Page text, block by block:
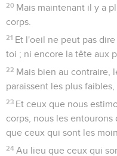
20 Mais maintenant il y a
corps.
21 Et l'oeil ne peut pas
toi ; ni encore la tête aux
22 Mais bien au contraire,
paraissent les plus faibles,
23 Et ceux que nous
corps, nous les
que ceux qui sont les
24 Au lieu que ceux qui